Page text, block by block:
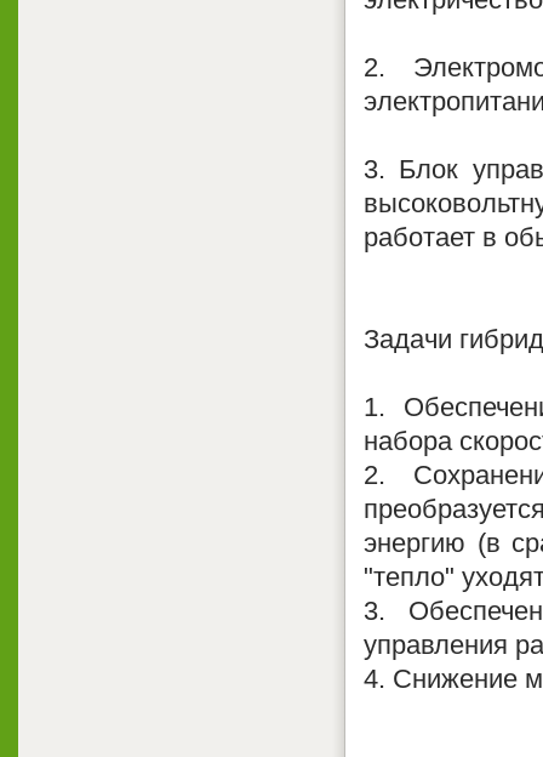
2.
3. Блок
работает в
Задачи
1.
набора
2.
энергию (в
"тепло"
3.
управления
4. Снижение